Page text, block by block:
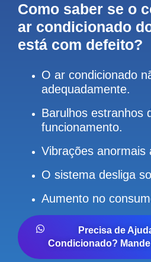
Como saber se o
ar condicionado
está com defeito?
O ar condicionado
adequadamente.
Barulhos estranhos
funcionamento.
Vibrações anormais
O sistema desliga
Aumento no
Precisa de
Condicionado?